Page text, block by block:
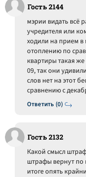
Гость 2144
Ответить (0)
мэрии видать всё
учредителя или
ходили на прием
отоплению по
квартиры такая
09, так они
слов нет на этот
сравнению с
Гость 2132
Какой смысл
штрафы вернут по
итоге опять